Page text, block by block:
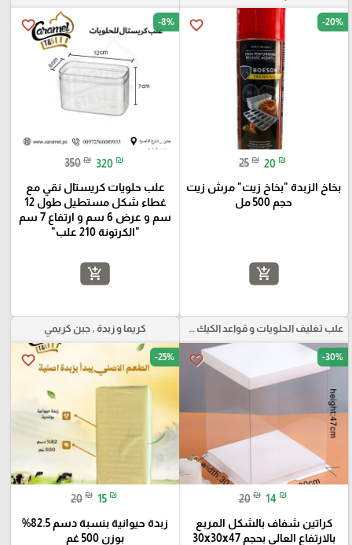
favorite_border -20%
25 ₪ 20 ₪
بخاخ الزبدة "بخاخ زيت" مرش زيت
حجم 500 مل
add_shopping_cart
favorite_border -8%
350 ₪ 320 ₪
علب حلويات كريستال نقي مع
غطاء شكل مستطيل طول 12
سم و عرض 6 سم و ارتفاع 7 سم
"الكرتونة 210 علب"
add_shopping_cart
علب تغليف الحلويات و قواعد الكيك و علب بلاستيكية بأنواعها
favorite_border -30%
20 ₪ 14 ₪
كراتين شفاف بالشكل المربع
بالارتفاع العالي بحجم 30x30x47
كريما و زبدة , جبن كريمي
favorite_border -25%
20 ₪ 15 ₪
زبدة حيوانية بنسبة دسم 82.5%
بوزن 500 غم